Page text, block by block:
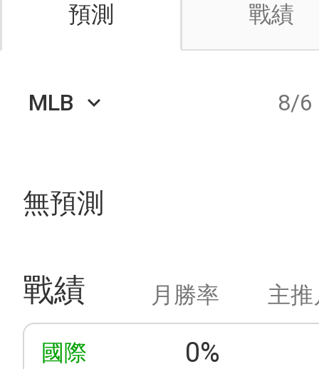
預測 戰績
MLB keyboard_arrow_down 8/6
無預測
戰績 月勝率 主
國際 0%